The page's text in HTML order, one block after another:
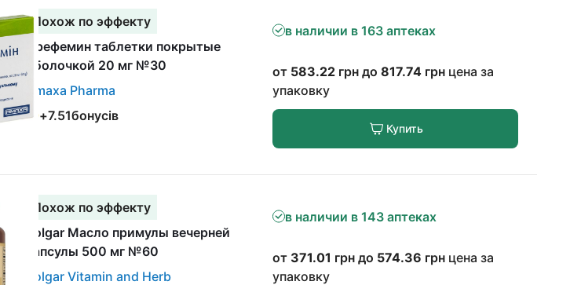
Похож по эффекту
Префемин таблетки покрытые
оболочкой 20 мг №30
Amaxa Pharma
+7.51бонусів
в наличии в 163 аптеках
от 583.22грн до 817.74грн цена за
упаковку
Купить
Похож по эффекту
Solgar Масло примулы вечерней
капсулы 500 мг №60
Solgar Vitamin and Herb
в наличии в 143 аптеках
от 371.01 грн до 574.36 грн цена за
упаковку